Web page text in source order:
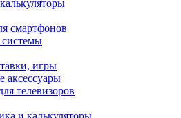
смартфонов
системы
игры
аксессуары
телевизоров
и калькуляторы